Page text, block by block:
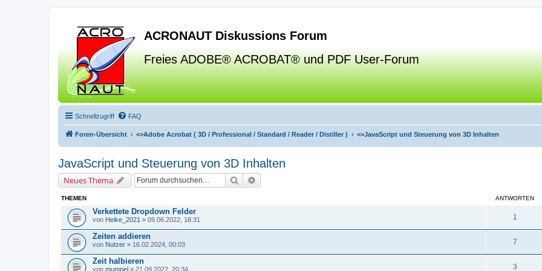
ACRONAUT Diskussions Forum
Freies ADOBE® ACROBAT® und PDF User-Forum
Schnellzugriff FAQ
Foren-Übersicht <>Adobe Acrobat ( 3D / Professional / Standard / Reader / Distiller ) <>JavaScript und Steuerung von 3D Inhalten
JavaScript und Steuerung von 3D Inhalten
Neues Thema Suche
THEMEN ANTWORTEN
Verkettete Dropdown Felder
von Heike_2021 » 09.06.2022, 18:31 1
Zeiten addieren
von Nutzer » 16.02.2024, 00:03 7
Zeit halbieren
von mumpel » 21.09.2022, 20:34 3